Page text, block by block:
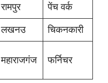
रामपुर
पेंच वर्क
लखनउ चिकनकारी
महाराजगंज फर्निचर